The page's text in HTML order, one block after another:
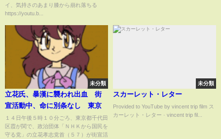
イ、気持さのあまり膝から崩れ落ちる
https://youtu.b...
未分類
立花氏、暴漢に襲われ出血 街
宣活動中、命に別条なし 東京
１４日午後５時１０分ごろ、東京都千代田
区霞が関で、政治団体「ＮＨＫから国民を
守る党」の立花孝志党首（５７）が街宣活
未分類
スカーレット・レター
Provided to YouTube by vincent trip film ス
カーレット・レター · vincent trip fil...